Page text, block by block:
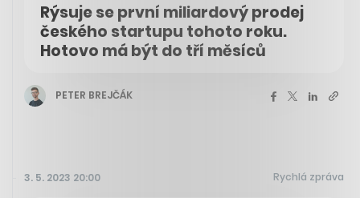
Rýsuje se první miliardový prodej
českého startupu tohoto roku.
Hotovo má být do tří měsíců
PETER BREJČÁK
3. 5. 2023 20:00 Rychlá zpráva